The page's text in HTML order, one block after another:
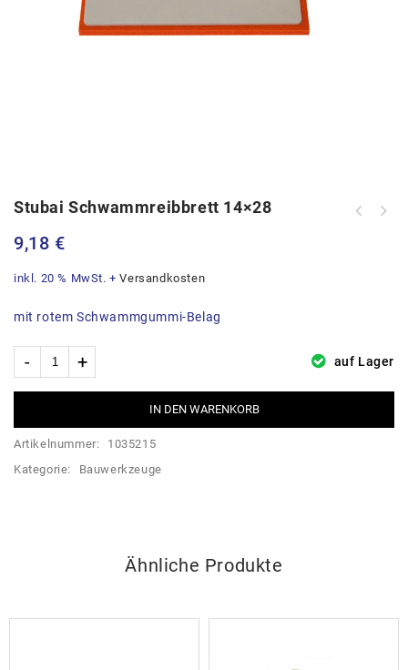
Stubai Schwammreibbrett 14×28
9,18 €
inkl. 20 % MwSt. +Versandkosten
mit rotem Schwammgummi-Belag
auf Lager
IN DEN WARENKORB
Artikelnummer:
1035215
Kategorie:
Bauwerkzeuge
Ähnliche Produkte